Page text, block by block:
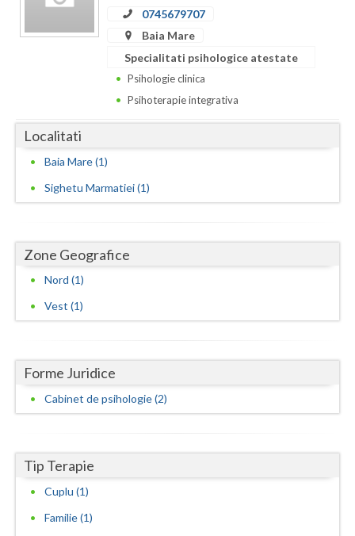
Ialomita
Ilfov
Mehedinti
Mures
Olt
Prahova
Satu-Mare
Sibiu
Suceava
0745679707
Baia Mare
Specialitati psihologice atestate
Psihologie clinica
Psihoterapie integrativa
Localitati
Baia Mare (1)
Sighetu Marmatiei (1)
Zone Geografice
Nord (1)
Vest (1)
Forme Juridice
Cabinet de psihologie (2)
Tip Terapie
Cuplu (1)
Familie (1)